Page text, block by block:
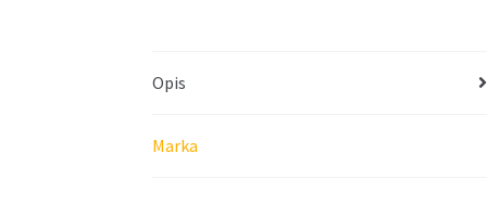
Opis
Marka